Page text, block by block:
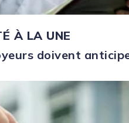
À LA UNE
doivent